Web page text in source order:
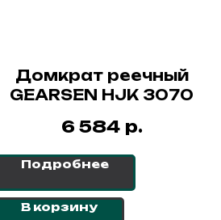
Домкрат реечный
GEARSEN HJK 3070
6 584 р.
Подробнее
В корзину